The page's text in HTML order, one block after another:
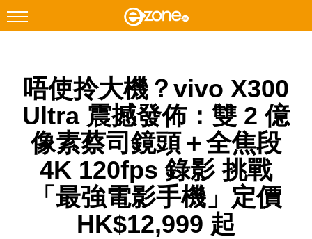
Facebook Instagram
科技焦點
網絡生活
遊戲動漫
唔使拎大機？vivo X300
Ultra 震撼發佈：雙 2 億
像素蔡司鏡頭＋全焦段
4K 120fps 錄影 挑戰
「最強電影手機」定價
HK$12,999 起